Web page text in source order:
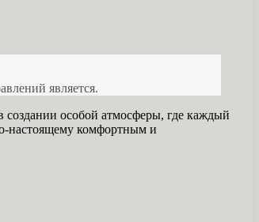
является.
особой атмосферы, где каждый
настоящему комфортным и